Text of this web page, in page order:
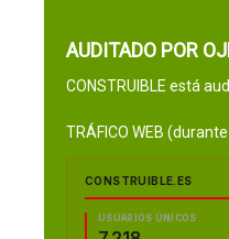
AUDITADO POR
CONSTRUIBLE está
TRÁFICO WEB